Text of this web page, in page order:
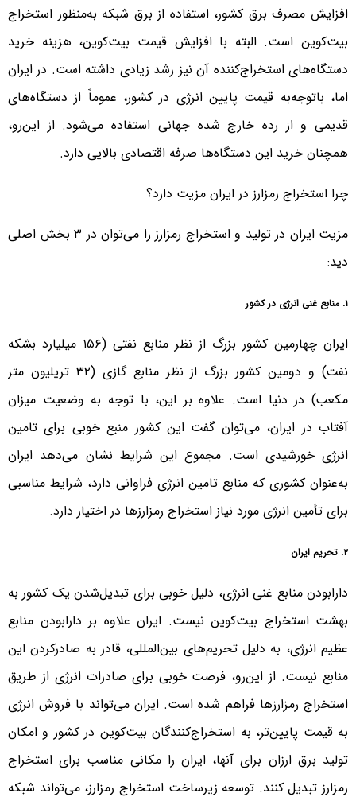
افزایش مصرف برق کشور، استفاده از برق شبکه به‌منظور استخراج
بیت‌کوین است. البته با افزایش قیمت بیت‌کوین، هزینه خرید
دستگاه‌های استخراج‌کننده آن نیز رشد زیادی داشته است. در ایران
اما، باتوجه‌به قیمت پایین انرژی در کشور، عموماً از دستگاه‌های
قدیمی و از رده خارج شده جهانی استفاده می‌شود. از این‌رو،
همچنان خرید این دستگاه‌ها صرفه اقتصادی بالایی دارد.
چرا استخراج رمزارز در ایران مزیت دارد؟
مزیت ایران در تولید و استخراج رمزارز را می‌توان در ۳ بخش اصلی
دید:
۱. منابع غنی انرژی در کشور
ایران چهارمین کشور بزرگ از نظر منابع نفتی (۱۵۶ میلیارد بشکه
نفت) و دومین کشور بزرگ از نظر منابع گازی (۳۲ تریلیون متر
مکعب) در دنیا است. علاوه بر این، با توجه‌ به وضعیت میزان
آفتاب در ایران، می‌توان گفت این کشور منبع خوبی برای تامین
انرژی خورشیدی است. مجموع این شرایط نشان می‌دهد ایران
به‌عنوان کشوری که منابع تامین انرژی فراوانی دارد، شرایط مناسبی
برای تأمین انرژی مورد نیاز استخراج رمزارزها در اختیار دارد.
۲. تحریم ایران
دارابودن منابع غنی انرژی، دلیل خوبی برای تبدیل‌شدن یک کشور به
بهشت استخراج بیت‌کوین نیست. ایران علاوه بر دارابودن منابع
عظیم انرژی، به دلیل تحریم‌های بین‌المللی، قادر به صادرکردن این
منابع نیست. از این‌رو، فرصت خوبی برای صادرات انرژی از طریق
استخراج رمزارزها فراهم شده است. ایران می‌تواند با فروش انرژی
به قیمت پایین‌تر، به استخراج‌کنندگان بیت‌کوین در کشور و امکان
تولید برق ارزان برای آنها، ایران را مکانی مناسب برای استخراج
رمزارز تبدیل کنند. توسعه زیرساخت استخراج رمزارز، می‌تواند شبکه